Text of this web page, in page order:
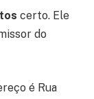
certo. Ele
do
é Rua